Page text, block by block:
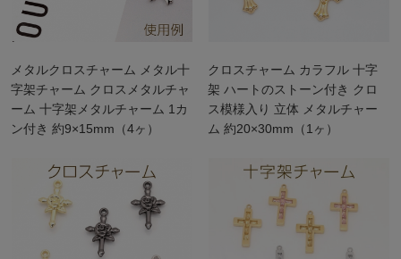
メタルクロスチャーム メタル十
字架チャーム クロスメタルチャ
ーム 十字架メタルチャーム 1カ
ン付き 約9×15mm（4ヶ）
クロスチャーム カラフル 十字
架 ハートのストーン付き クロ
ス模様入り 立体 メタルチャー
ム 約20×30mm（1ヶ）